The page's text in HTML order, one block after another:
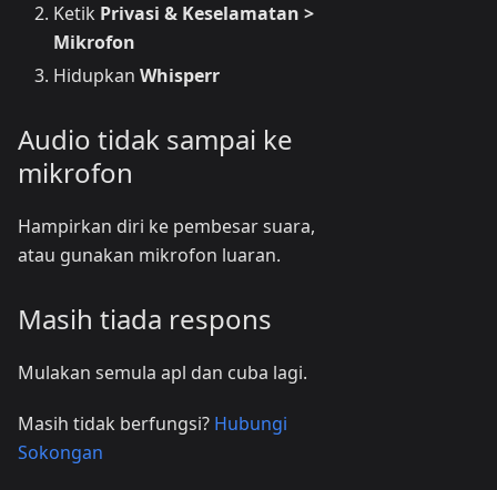
Ketik Privasi & Keselamatan >
Mikrofon
Hidupkan Whisperr
Audio tidak sampai ke
mikrofon
Hampirkan diri ke pembesar suara,
atau gunakan mikrofon luaran.
Masih tiada respons
Mulakan semula apl dan cuba lagi.
Masih tidak berfungsi? Hubungi
Sokongan